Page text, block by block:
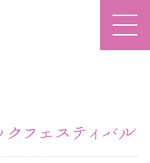
フェスティバル